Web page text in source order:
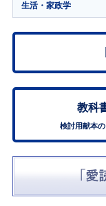
生活・家政学
教科
検討用献本